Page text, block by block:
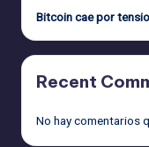
Bitcoin cae por
Recent
No hay comentarios